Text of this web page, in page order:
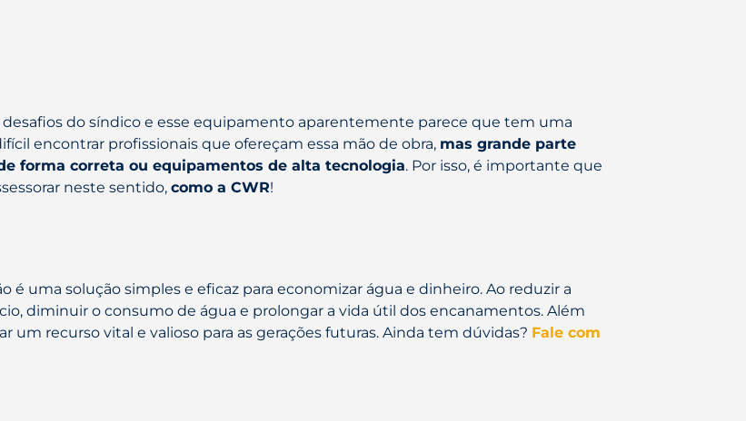
do síndico e esse equipamento aparentemente parece que tem uma
encontrar profissionais que ofereçam essa mão de obra, mas grande parte
forma correta ou equipamentos de alta tecnologia. Por isso, é importante que
neste sentido, como a CWR!
é uma solução simples e eficaz para economizar água e dinheiro. Ao reduzir a
diminuir o consumo de água e prolongar a vida útil dos encanamentos. Além
um recurso vital e valioso para as gerações futuras. Ainda tem dúvidas? Fale com